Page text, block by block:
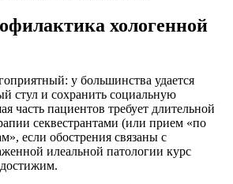
хологенной
у большинства удается
стул и сохранить социальную
часть пациентов требует длительной
секвестрантами (или прием «по
если обострения связаны с
илеальной патологии курс